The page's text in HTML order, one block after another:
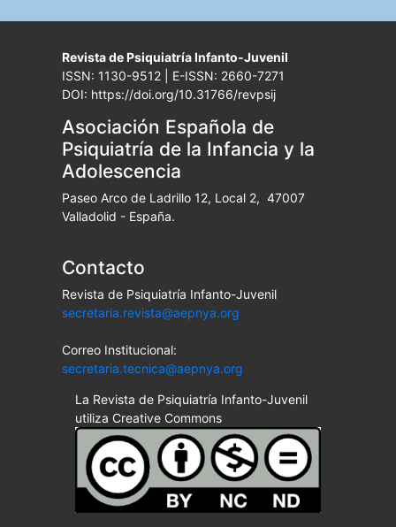
Revista de Psiquiatría Infanto-Juvenil
ISSN: 1130-9512 | E-ISSN: 2660-7271
DOI: https://doi.org/10.31766/revpsij
Asociación Española de
Psiquiatría de la Infancia y la
Adolescencia
Paseo Arco de Ladrillo 12, Local 2, 47007
Valladolid - España.
Contacto
Revista de Psiquiatría Infanto-Juvenil
secretaria.revista@aepnya.org
Correo Institucional:
secretaria.tecnica@aepnya.org
La Revista de Psiquiatría Infanto-Juvenil
utiliza Creative Commons